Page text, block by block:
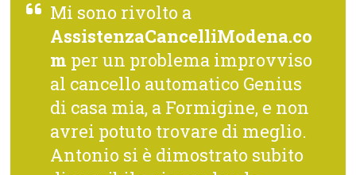
Mi sono rivolto a
AssistenzaCancelliModena.co
m per un problema improvviso
al cancello automatico Genius
di casa mia, a Formigine, e non
avrei potuto trovare di meglio.
Antonio si è dimostrato subito